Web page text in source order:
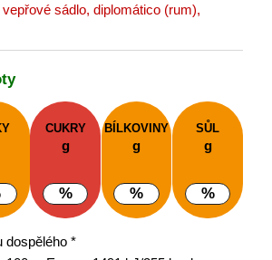
sádlo, diplomático (rum),
CUKRY
g
%
BÍLKOVINY
g
%
SŮL
g
%
dospělého *